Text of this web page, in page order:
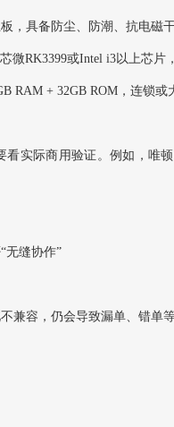
，具备防尘、防潮、抗电磁
微RK3399或Intel i3以上芯片
RAM + 32GB ROM，连锁
看实际商用验证。例如，唯顿
无缝协作”
兼容，仍会导致漏单、错单等